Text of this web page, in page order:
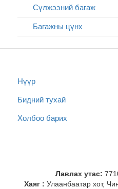
Сүлжээний багаж
Багажны цүнх
Нүүр
Бидний тухай
Холбоо барих
Лавлах утас:
Хаяг : Улаанбаатар хот,